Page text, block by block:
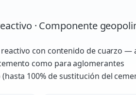
· Componente
con contenido de cuarzo —
como para aglomerantes
100% de sustitución del